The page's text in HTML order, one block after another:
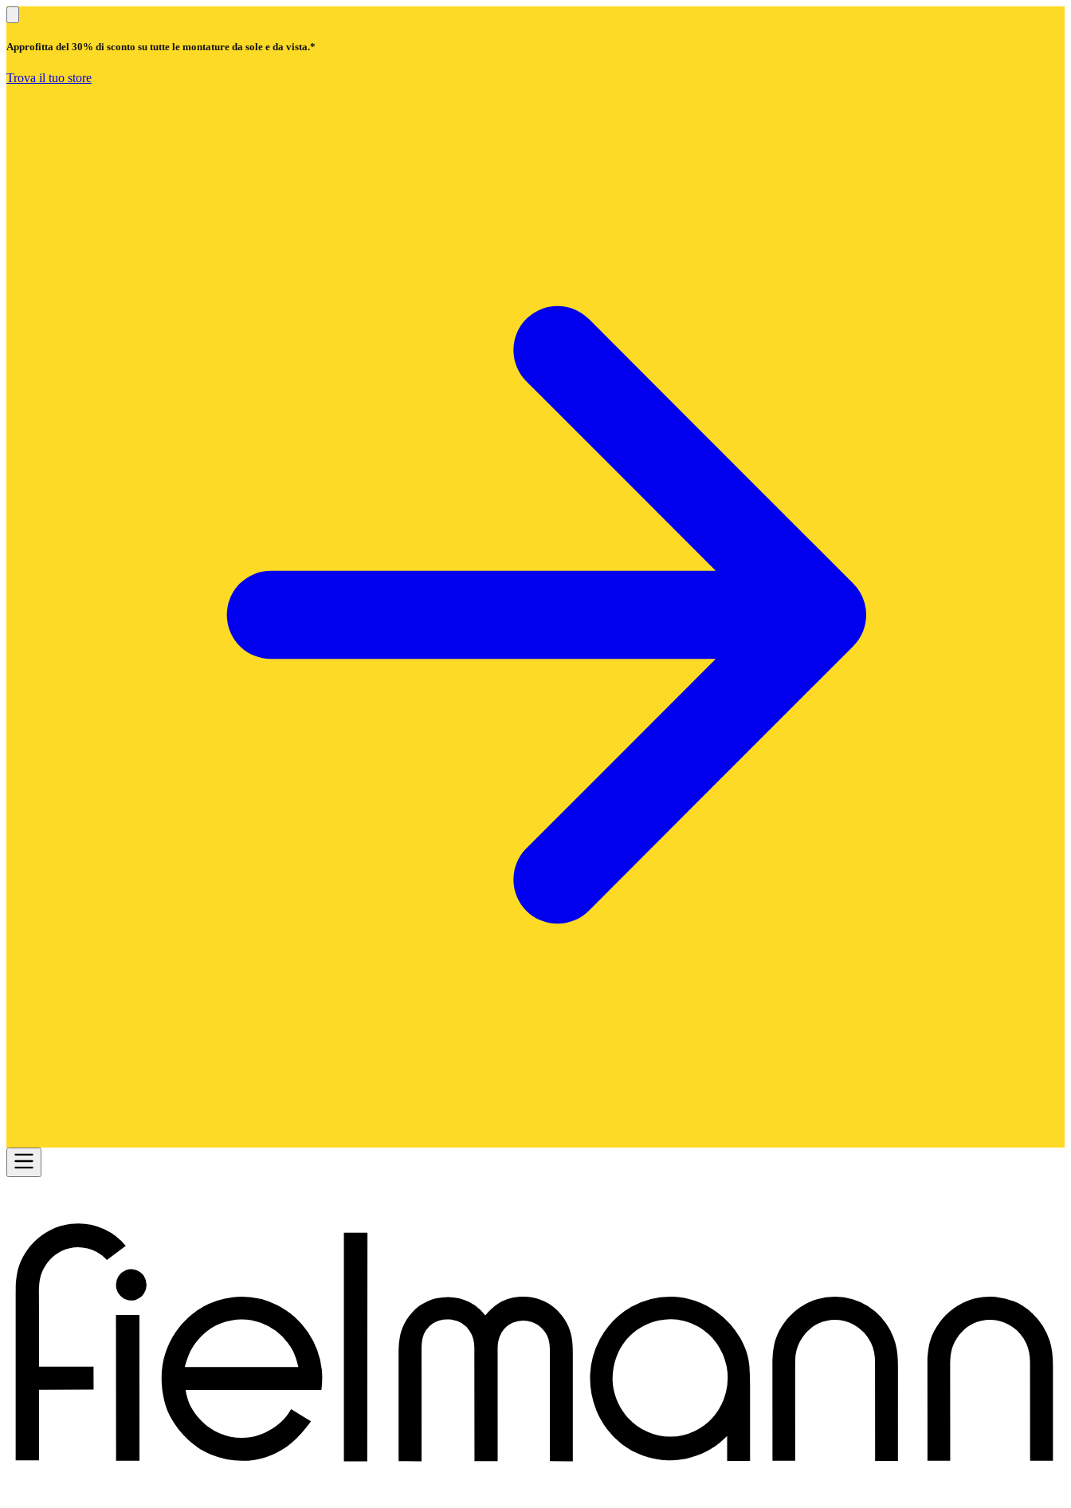
Approfitta del 30% di sconto su tutte le montature da sole e da vista.*
Trova il tuo store